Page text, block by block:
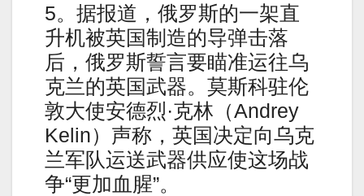
5。据报道，俄罗斯的一架直
升机被英国制造的导弹击落
后，俄罗斯誓言要瞄准运往乌
克兰的英国武器。莫斯科驻伦
敦大使安德烈·克林（Andrey
Kelin）声称，英国决定向乌克
兰军队运送武器供应使这场战
争“更加血腥”。